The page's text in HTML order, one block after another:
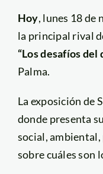
Hoy, lunes 18 de
la principal rival
“Los desafíos
Palma.
La exposición de
donde presenta
social, ambiental,
sobre cuáles son